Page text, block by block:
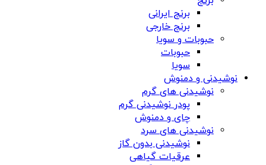
برنج ایرانی
برنج خارجی
حبوبات و سویا
حبوبات
سویا
نوشیدنی و دمنوش
نوشیدنی های گرم
پودر نوشیدنی گرم
چای و دمنوش
نوشیدنی های سرد
نوشیدنی بدون گاز
عرقیات گیاهی